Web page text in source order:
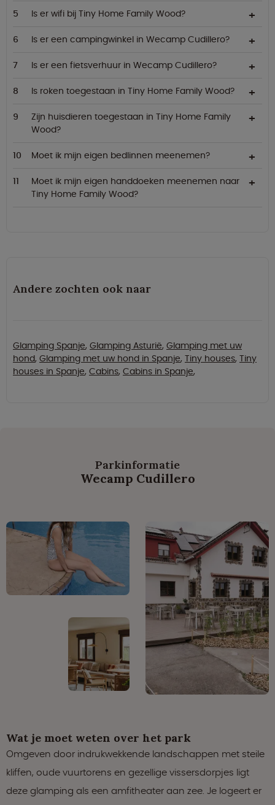
Is er wifi bij Tiny Home Family Wood?
Is er een campingwinkel in Wecamp Cudillero?
Is er een fietsverhuur in Wecamp Cudillero?
Is roken toegestaan in Tiny Home Family Wood?
Zijn huisdieren toegestaan in Tiny Home Family
Wood?
Moet ik mijn eigen bedlinnen meenemen?
Moet ik mijn eigen handdoeken meenemen naar
Tiny Home Family Wood?
Andere zochten ook naar
Glamping Spanje, Glamping Asturië, Glamping met uw
hond, Glamping met uw hond in Spanje, Tiny houses, Tiny
houses in Spanje, Cabins, Cabins in Spanje,
Parkinformatie
Wecamp Cudillero
Wat je moet weten over het park
Omgeven door indrukwekkende landschappen met steile
kliffen, oude vuurtorens en gezellige vissersdorpjes ligt
deze glamping als een amfitheater aan zee. Je logeert er